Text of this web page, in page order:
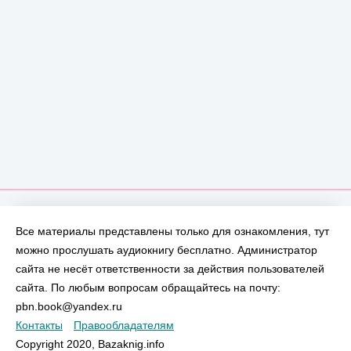
Все материалы представлены только для ознакомления, тут
можно прослушать аудиокнигу бесплатно. Администратор
сайта не несёт ответственности за действия пользователей
сайта. По любым вопросам обращайтесь на почту:
pbn.book@yandex.ru
Контакты
Правообладателям
Copyright 2020, Bazaknig.info